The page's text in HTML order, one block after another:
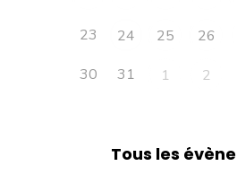
23 24 25 26
30
31 1 2
Tous les